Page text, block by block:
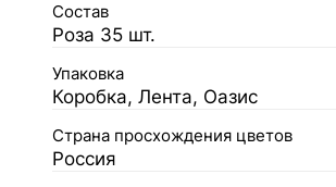
Состав
Роза 35 шт.
Упаковка
Коробка, Лента, Оазис
Страна просхождения цветов
Россия